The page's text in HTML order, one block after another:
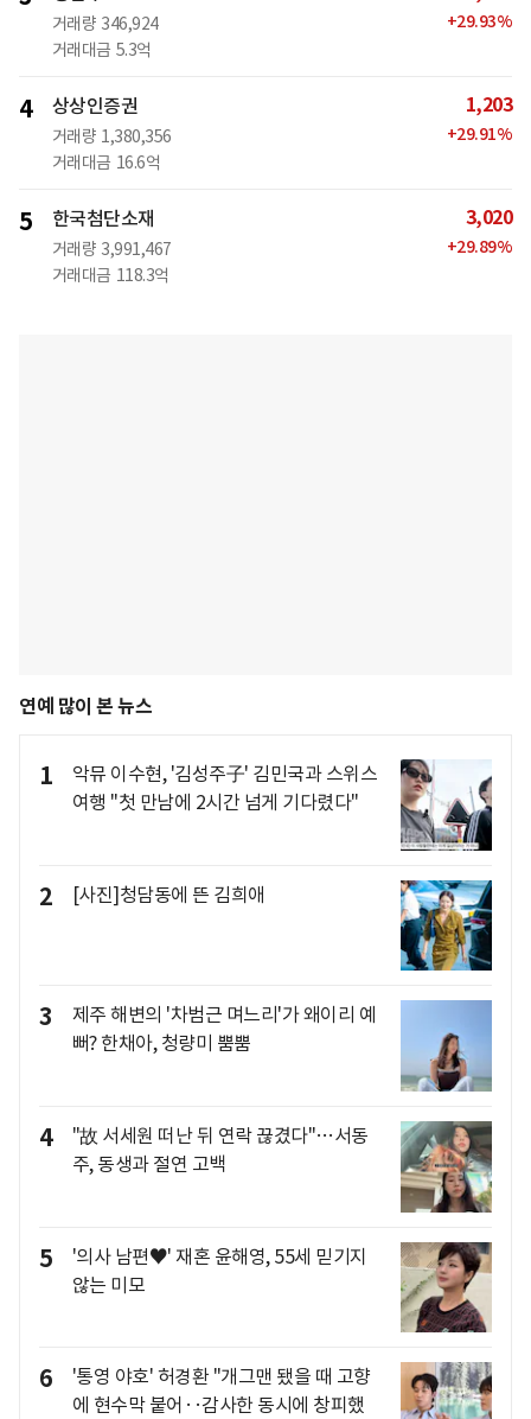
거래량 346,924
거래대금 5.3억
+29.93%
4 상상인증권
거래량 1,380,356
거래대금 16.6억
1,203
+29.91%
5 한국첨단소재
거래량 3,991,467
거래대금 118.3억
3,020
+29.89%
연예 많이 본 뉴스
1
악뮤 이수현, '김성주子' 김민국과 스위스
여행 "첫 만남에 2시간 넘게 기다렸다"
2 [사진]청담동에 뜬 김희애
3
제주 해변의 '차범근 며느리'가 왜이리 예
뻐? 한채아, 청량미 뿜뿜
4
"故 서세원 떠난 뒤 연락 끊겼다"…서동
주, 동생과 절연 고백
5
'의사 남편♥' 재혼 윤해영, 55세 믿기지
않는 미모
6
'통영 야호' 허경환 "개그맨 됐을 때 고향
에 현수막 붙어‥감사한 동시에 창피했